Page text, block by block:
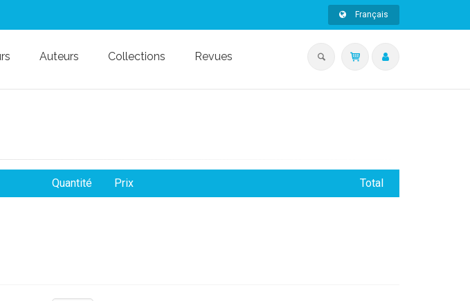
Français
Auteurs Collections Revues
Quantité Prix Total